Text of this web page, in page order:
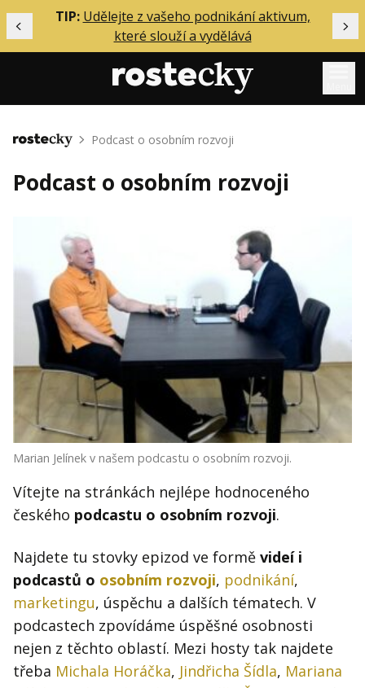
Předchozí
TIP: Udělejte z vašeho podnikání aktivum,
které slouží a vydělává
Mentoring
Solo
Inzerce
O mně
Přihlášení
Kontakt
Obchodní podmínky
Hledaná fráze Hledat
Domů Podcast o osobním rozvoji
Podcast o osobním rozvoji
Marian Jelínek v našem podcastu o osobním rozvoji.
Vítejte na stránkách nejlépe hodnoceného
českého podcastu o osobním rozvoji.
Najdete tu stovky epizod ve formě videí i
podcastů o osobním rozvoji, podnikání,
marketingu, úspěchu a dalších tématech. V
podcastech zpovídáme úspěšné osobnosti
nejen z těchto oblastí. Mezi hosty tak najdete
třeba Michala Horáčka, Jindřicha Šídla, Mariana